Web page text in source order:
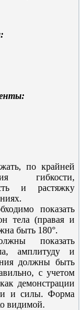
по крайней
гибкости,
и растяжку
показать
тела (правая и
быть 180°.
показать
амплитуду и
должны быть
с учетом
демонстрации
и силы. Форма
видимой.